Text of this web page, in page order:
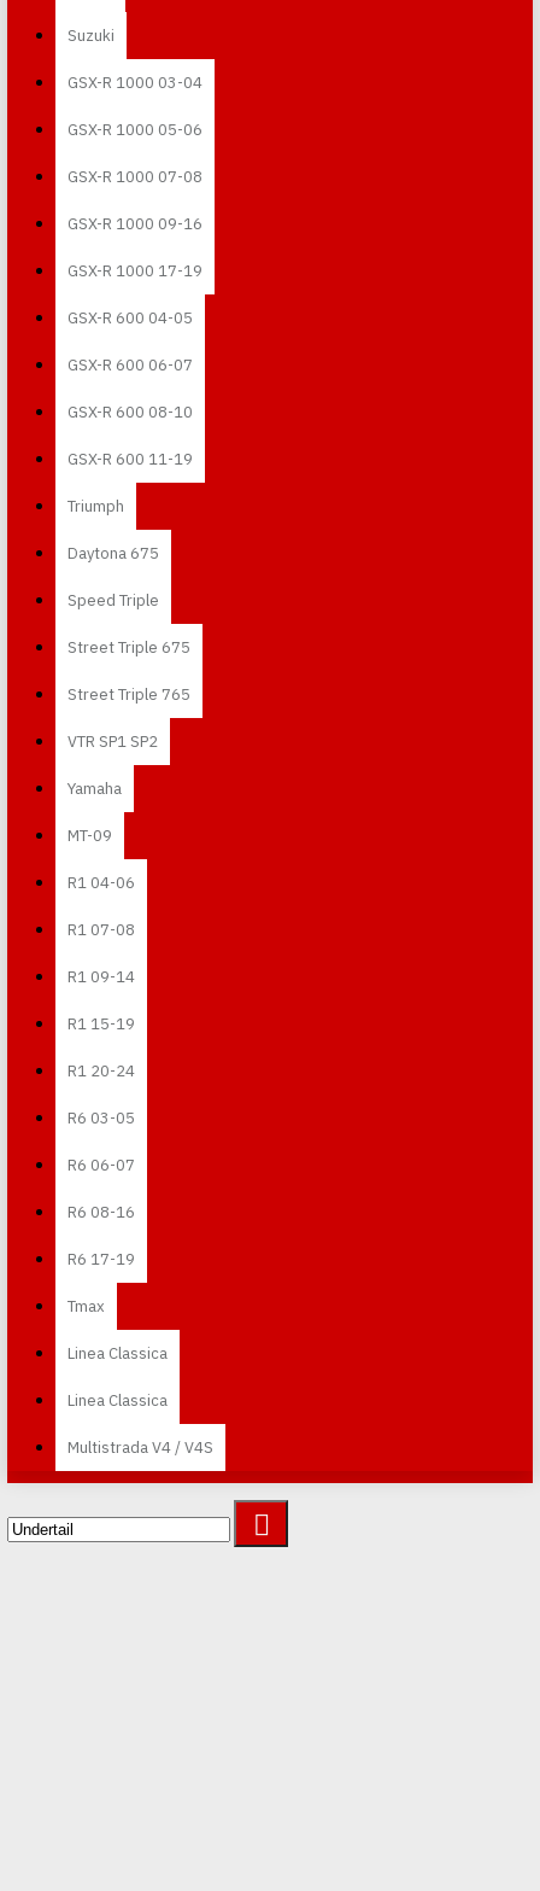
Suzuki
GSX-R 1000 03-04
GSX-R 1000 05-06
GSX-R 1000 07-08
GSX-R 1000 09-16
GSX-R 1000 17-19
GSX-R 600 04-05
GSX-R 600 06-07
GSX-R 600 08-10
GSX-R 600 11-19
Triumph
Daytona 675
Speed Triple
Street Triple 675
Street Triple 765
VTR SP1 SP2
Yamaha
MT-09
R1 04-06
R1 07-08
R1 09-14
R1 15-19
R1 20-24
R6 03-05
R6 06-07
R6 08-16
R6 17-19
Tmax
Linea Classica
Linea Classica
Multistrada V4 / V4S